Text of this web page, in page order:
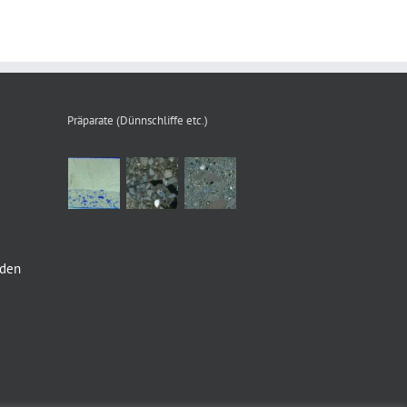
Präparate (Dünnschliffe etc.)